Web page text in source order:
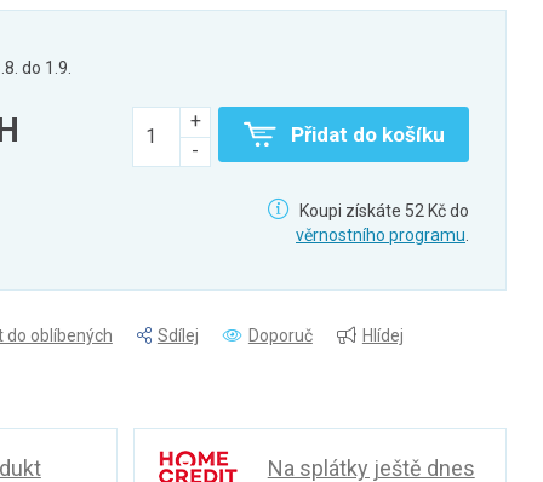
do 1.9.
Přidat do košíku
Koupi získáte 52 Kč do
věrnostního programu
do oblíbených Sdílej Doporuč
Hlídej
Na splátky ještě dnes